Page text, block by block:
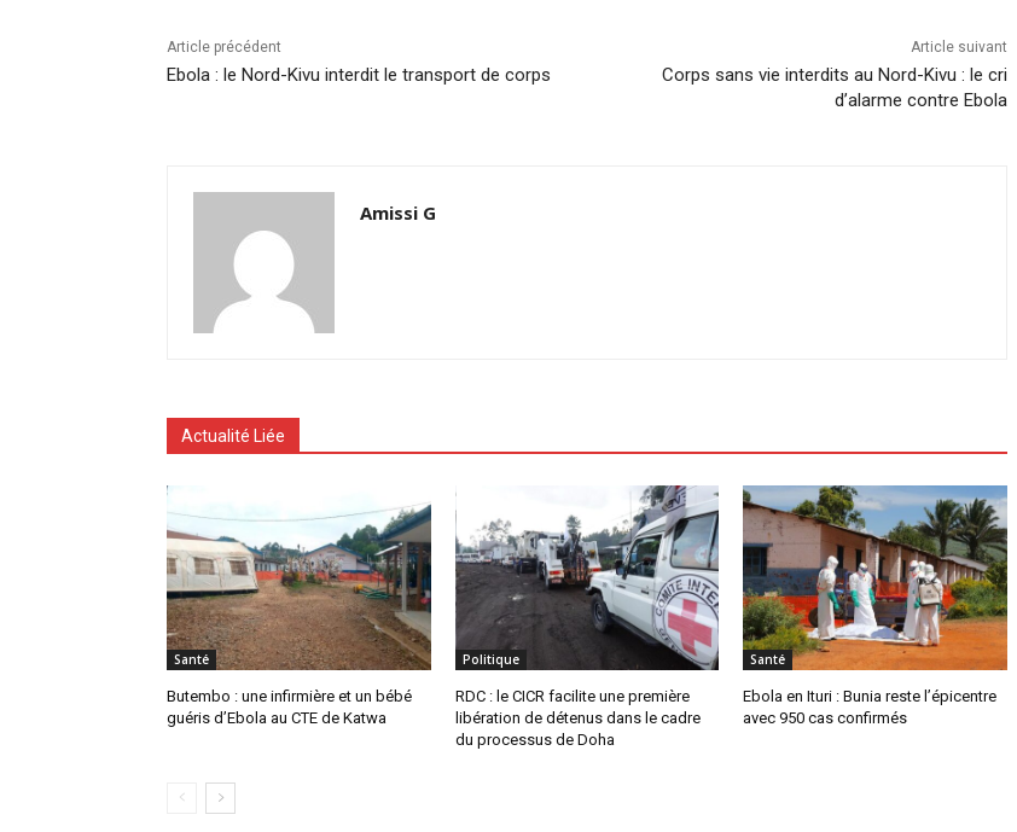
Article précédent
Ebola : le Nord-Kivu interdit le transport de corps
Article suivant
Corps sans vie interdits au Nord-Kivu : le cri
d’alarme contre Ebola
Amissi G
Actualité Liée
Santé
Butembo : une infirmière et un bébé
guéris d’Ebola au CTE de Katwa
Politique
RDC : le CICR facilite une première
libération de détenus dans le cadre
du processus de Doha
Santé
Ebola en Ituri : Bunia reste l’épicentre
avec 950 cas confirmés